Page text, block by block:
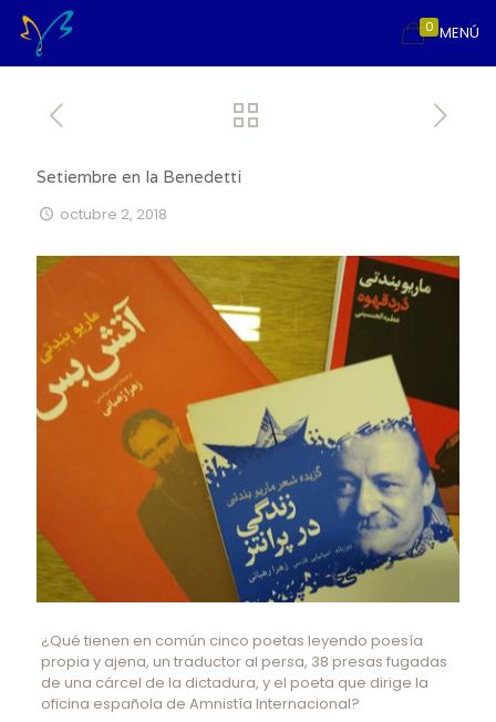
MENÚ
0
Setiembre en la Benedetti
octubre 2, 2018
¿Qué tienen en común cinco poetas leyendo poesía
propia y ajena, un traductor al persa, 38 presas fugadas
de una cárcel de la dictadura, y el poeta que dirige la
oficina española de Amnistía Internacional?